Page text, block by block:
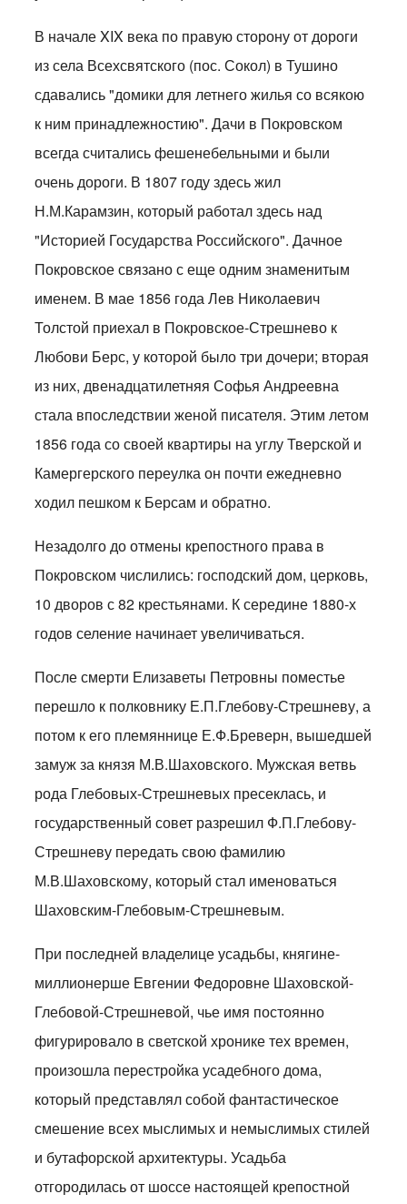
В начале XIX века по правую сторону от дороги
из села Всехсвятского (пос. Сокол) в Тушино
сдавались "домики для летнего жилья со всякою
к ним принадлежностию". Дачи в Покровском
всегда считались фешенебельными и были
очень дороги. В 1807 году здесь жил
Н.М.Карамзин, который работал здесь над
"Историей Государства Российского". Дачное
Покровское связано с еще одним знаменитым
именем. В мае 1856 года Лев Николаевич
Толстой приехал в Покровское-Стрешнево к
Любови Берс, у которой было три дочери; вторая
из них, двенадцатилетняя Софья Андреевна
стала впоследствии женой писателя. Этим летом
1856 года со своей квартиры на углу Тверской и
Камергерского переулка он почти ежедневно
ходил пешком к Берсам и обратно.
Незадолго до отмены крепостного права в
Покровском числились: господский дом, церковь,
10 дворов с 82 крестьянами. К середине 1880-х
годов селение начинает увеличиваться.
После смерти Елизаветы Петровны поместье
перешло к полковнику Е.П.Глебову-Стрешневу, а
потом к его племяннице Е.Ф.Бреверн, вышедшей
замуж за князя М.В.Шаховского. Мужская ветвь
рода Глебовых-Стрешневых пресеклась, и
государственный совет разрешил Ф.П.Глебову-
Стрешневу передать свою фамилию
М.В.Шаховскому, который стал именоваться
Шаховским-Глебовым-Стрешневым.
При последней владелице усадьбы, княгине-
миллионерше Евгении Федоровне Шаховской-
Глебовой-Стрешневой, чье имя постоянно
фигурировало в светской хронике тех времен,
произошла перестройка усадебного дома,
который представлял собой фантастическое
смешение всех мыслимых и немыслимых стилей
и бутафорской архитектуры. Усадьба
отгородилась от шоссе настоящей крепостной